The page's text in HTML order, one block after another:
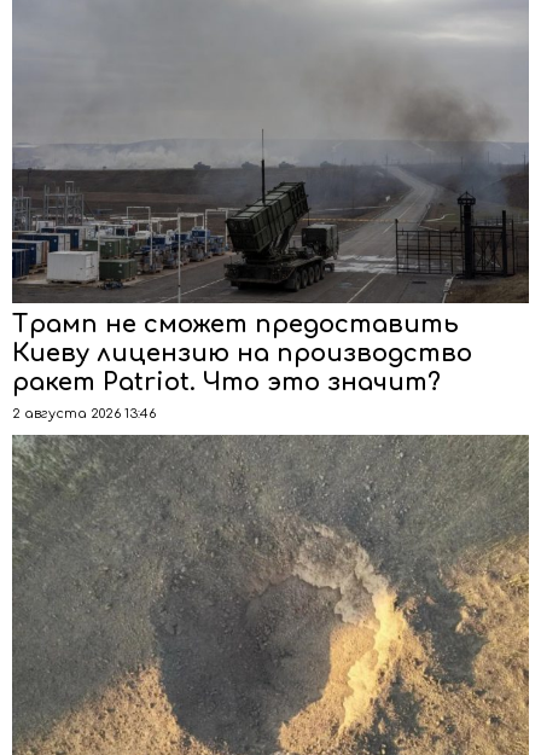
Трамп не сможет предоставить
Киеву лицензию на производство
ракет Patriot. Что это значит?
2 августа 2026 13:46